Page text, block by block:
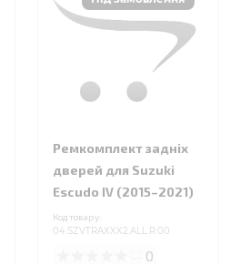
Ремкомплект задніх
дверей для Suzuki
Escudo IV (2015–2021)
Код товару:
04.SZVTRAXXX2.ALL.R.00
0